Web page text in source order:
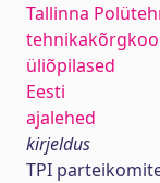
Tallinna
üliõpilased
Eesti
ajalehed
kirjeldus
TPI